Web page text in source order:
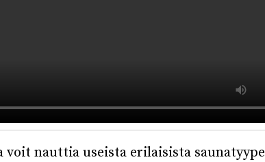
nauttia useista erilaisista